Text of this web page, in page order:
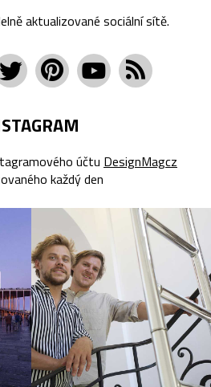
aktualizované sociální sítě.
účtu DesignMagcz
každý den